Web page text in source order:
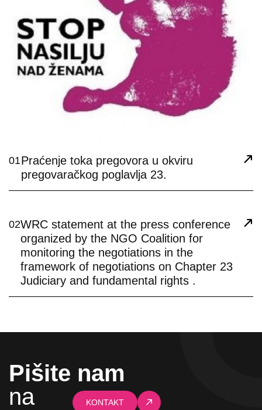
01Praćenje toka pregovora u okviru
pregovaračkog poglavlja 23.
02WRC statement at the press conference
organized by the NGO Coalition for
monitoring the negotiations in the
framework of negotiations on Chapter 23
Judiciary and fundamental rights .
Pišite nam
na
KONTAKT